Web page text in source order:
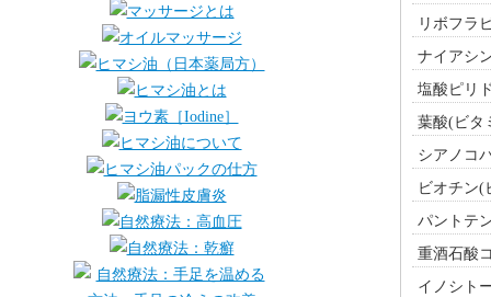
リボフラ
ナイアシ
塩酸ピリ
葉酸(ビタ
シアノコ
ビオチン(
パントテ
重酒石酸
イノシト